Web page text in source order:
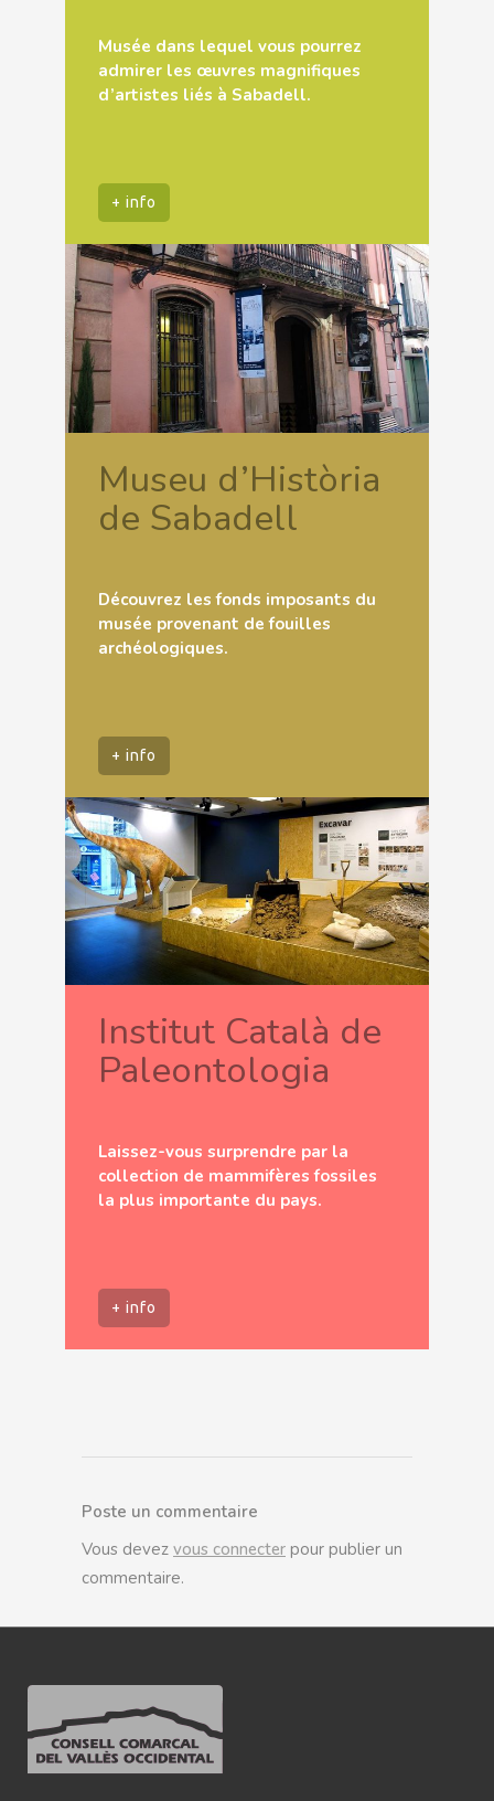
Musée dans lequel vous pourrez
admirer les œuvres magnifiques
d’artistes liés à Sabadell.
+ info
Museu d’Història
de Sabadell
Découvrez les fonds imposants du
musée provenant de fouilles
archéologiques.
+ info
Institut Català de
Paleontologia
Laissez-vous surprendre par la
collection de mammifères fossiles
la plus importante du pays.
+ info
Poste un commentaire
Vous devez vous connecter pour publier un
commentaire.